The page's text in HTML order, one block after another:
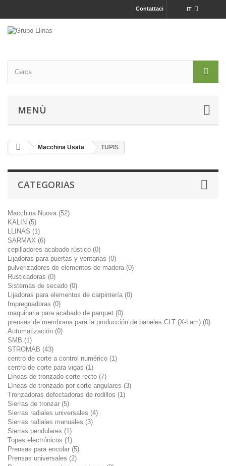
IT
Contattaci
MENÙ
Macchina Usata TUPIS
CATEGORIAS
Macchina Nuova (52)
KALIN (5)
LLINAS (1)
SARMAX (6)
cepilladores acabado rústico (0)
Lijadoras para puertas y ventanas (0)
pulverizadores de elementos de madera (0)
Rusticadoras (0)
Sistemas de secado (0)
Lijadoras para elementos de carpintería (0)
Impregnadoras (0)
maquinaria para acabado de parquet (0)
prensas de membrana para la producción de paneles CLT (X-Lam) (0)
Automatización (0)
SMB (1)
STROMAB (43)
centro de corte a control numérico (1)
centro de corte para vigas (1)
Líneas de tronzado corte recto (7)
Líneas de tronzado por corte angulares (3)
Tronzadoras defectadoras de rodillos (1)
Sierras de tronzar (5)
Sierras radiales universales (4)
Sierras radiales manuales (3)
Sierras pendulares (1)
Topes electrónicos (1)
Prensas para encolar (5)
Prensas universales (2)